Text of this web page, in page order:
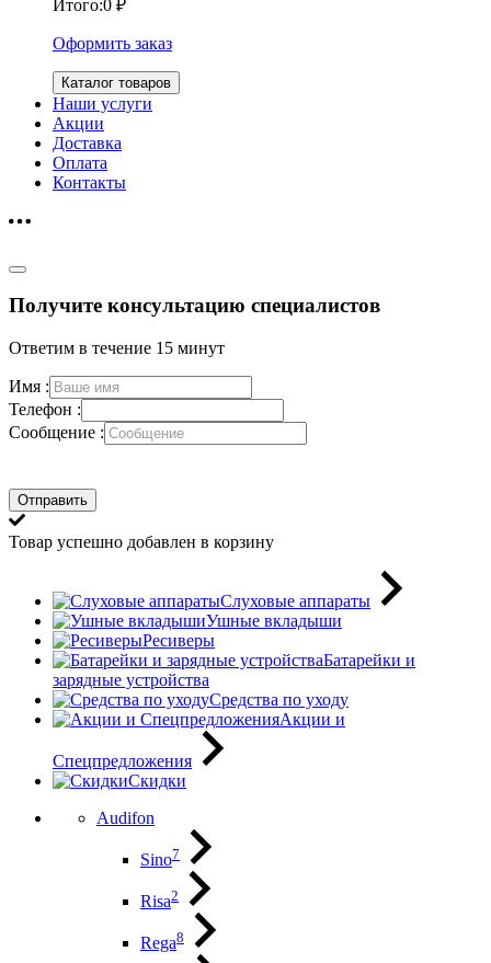
Итого:0 ₽
Оформить заказ
Каталог товаров
Наши услуги
Акции
Доставка
Оплата
Контакты
Получите консультацию специалистов
Ответим в течение 15 минут
Имя :
Телефон :
Сообщение :
Отправить
Товар успешно добавлен в корзину
Слуховые аппараты
Ушные вкладыши
Ресиверы
Батарейки и
зарядные устройства
Средства по уходу
Акции и
Спецпредложения
Скидки
Audifon
Sino7
Risa2
Rega8